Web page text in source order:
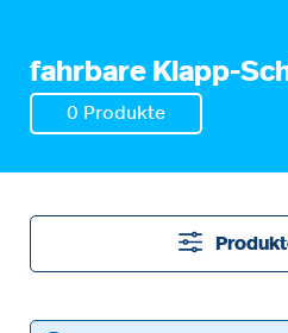
fahrbare Klapp-
0 Produkte